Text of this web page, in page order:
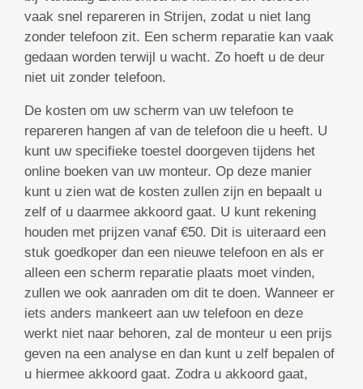
vaak snel repareren in Strijen, zodat u niet lang
zonder telefoon zit. Een scherm reparatie kan vaak
gedaan worden terwijl u wacht. Zo hoeft u de deur
niet uit zonder telefoon.
De kosten om uw scherm van uw telefoon te
repareren hangen af van de telefoon die u heeft. U
kunt uw specifieke toestel doorgeven tijdens het
online boeken van uw monteur. Op deze manier
kunt u zien wat de kosten zullen zijn en bepaalt u
zelf of u daarmee akkoord gaat. U kunt rekening
houden met prijzen vanaf €50. Dit is uiteraard een
stuk goedkoper dan een nieuwe telefoon en als er
alleen een scherm reparatie plaats moet vinden,
zullen we ook aanraden om dit te doen. Wanneer er
iets anders mankeert aan uw telefoon en deze
werkt niet naar behoren, zal de monteur u een prijs
geven na een analyse en dan kunt u zelf bepalen of
u hiermee akkoord gaat. Zodra u akkoord gaat,